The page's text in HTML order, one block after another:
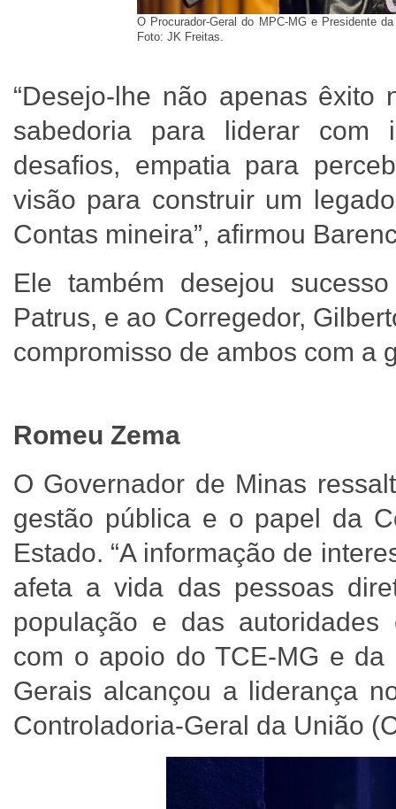
O Procurador-Geral do MPC-MG e Presidente
Foto: JK Freitas.
“Desejo-lhe não apenas êxito
sabedoria para liderar com
desafios, empatia para
visão para construir um
Contas mineira”, afirmou
Ele também desejou
Patrus, e ao Corregedor,
compromisso de ambos com a
Romeu Zema
O Governador de Minas
gestão pública e o papel da
Estado. “A informação de
afeta a vida das pessoas
população e das autoridades
com o apoio do TCE-MG e da
Gerais alcançou a liderança
Controladoria-Geral da União